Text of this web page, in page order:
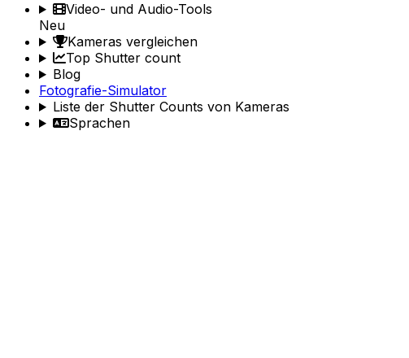
Video- und Audio-Tools
Neu
Kameras vergleichen
Top Shutter count
Blog
Fotografie-Simulator
Liste der Shutter Counts von Kameras
Sprachen